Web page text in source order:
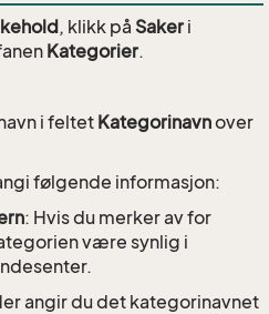
, klikk på Saker i
Kategorier.
i feltet Kategorinavnover
følgende informasjon:
: Hvis du merker av for
være synlig i
angir du det kategorinavnet